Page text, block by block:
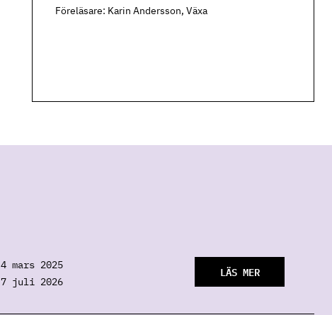
Föreläsare: Karin Andersson, Växa
4 mars 2025
7 juli 2026
LÄS MER